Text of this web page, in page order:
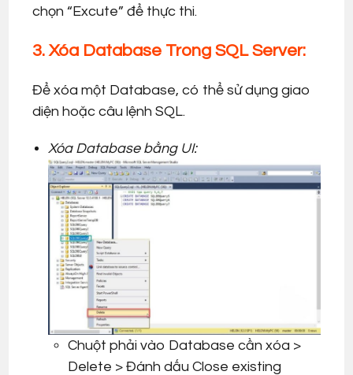
chọn “Excute” để thực thi.
3. Xóa Database Trong SQL Server:
Để xóa một Database, có thể sử dụng giao
diện hoặc câu lệnh SQL.
Xóa Database bằng UI:
Chuột phải vào Database cần xóa >
Delete > Đánh dấu Close existing